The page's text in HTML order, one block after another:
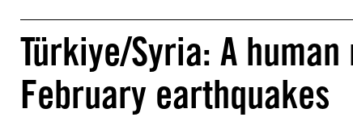
Türkiye/Syria: A
February earthquakes